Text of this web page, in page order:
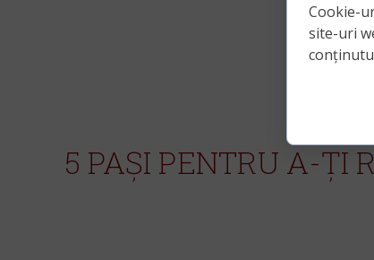
5 PAȘI PENTRU A-ȚI
Cookie-
site-uri